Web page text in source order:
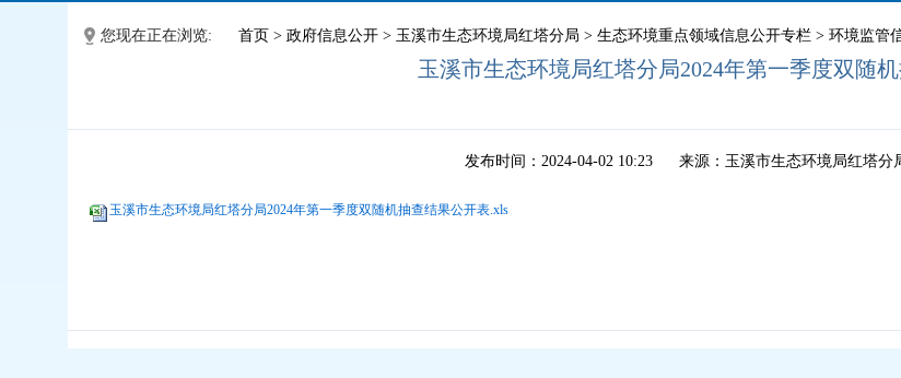
您现在正在浏览: 首页 > 政府信息公开 > 玉溪市生态环境局红塔分局 > 生态环境重点领域信息公开专栏 > 环境监管
玉溪市生态环境局红塔分局2024年第一季度双随
发布时间：2024-04-02 10:23 来源：玉溪市生态环境局红塔分
玉溪市生态环境局红塔分局2024年第一季度双随机抽查结果公开表.xls